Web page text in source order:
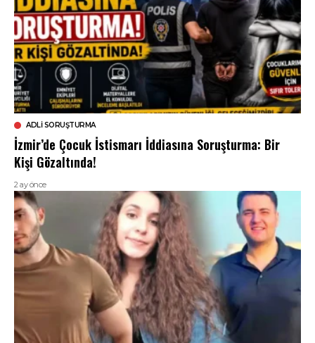
ADLI SORUŞTURMA
İzmir’de Çocuk İstismarı İddiasına Soruşturma: Bir
Kişi Gözaltında!
2 ay önce